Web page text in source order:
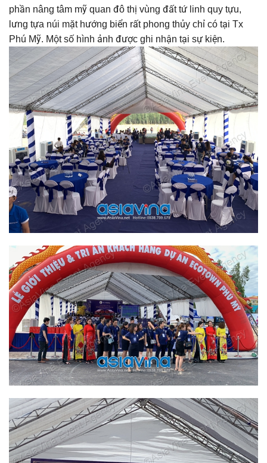
phần nâng tâm mỹ quan đô thị vùng đất tứ linh quy tựu,
lưng tựa núi mặt hướng biển rất phong thủy chỉ có tại Tx
Phú Mỹ. Một số hình ảnh được ghi nhận tại sự kiện.